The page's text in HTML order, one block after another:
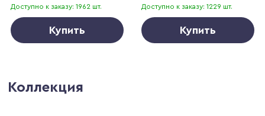
Доступно к заказу: 1962 шт.
Купить
Доступно к заказу: 1229 шт.
Купить
Коллекция